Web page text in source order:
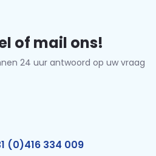
of mail ons!
24 uur antwoord op uw vraag
(0)416 334 009